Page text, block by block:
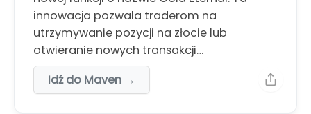
innowacja pozwala traderom na
utrzymywanie pozycji na złocie lub
otwieranie nowych transakcji…
Idź do Maven →